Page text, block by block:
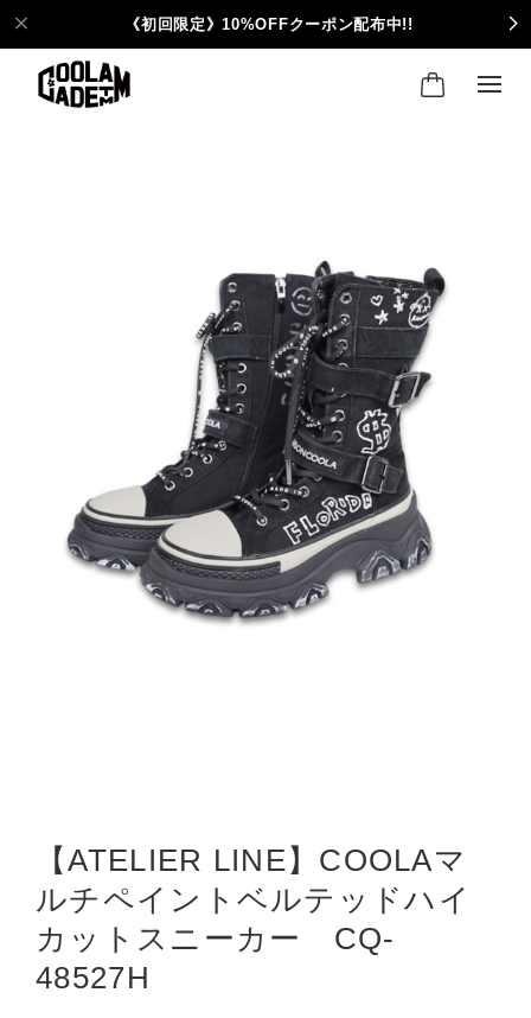
《初回限定》10%OFFクーポン配布中!!
【ATELIER LINE】COOLAマ
ルチペイントベルテッドハイ
カットスニーカー CQ-
48527H